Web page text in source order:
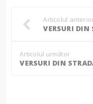
Articolul
Articolul următor